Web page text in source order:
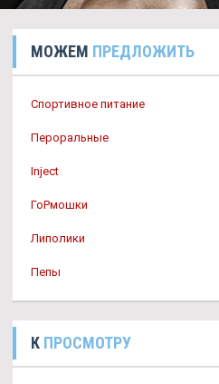
МОЖЕМ ПРЕДЛОЖИТЬ
Спортивное питание
Пероральные
Inject
ГоРмошки
Липолики
Пепы
К ПРОСМОТРУ